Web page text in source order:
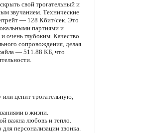
свой трогательный и
звучанием. Технические
— 128 Кбит/сек. Это
партиями и
очень глубоким. Качество
сопровождения, делая
— 511.88 КБ, что
или ценит трогательную,
в жизни.
важна любовь и тепло.
персонализации звонка.